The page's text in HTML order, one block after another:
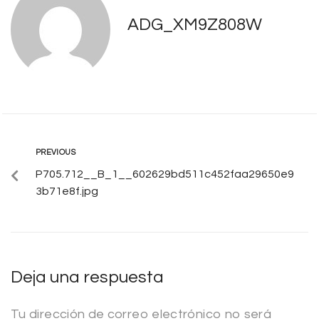
ADG_XM9Z808W
PREVIOUS
P705.712__B_1__602629bd511c452faa29650e9
3b71e8f.jpg
Deja una respuesta
Tu dirección de correo electrónico no será